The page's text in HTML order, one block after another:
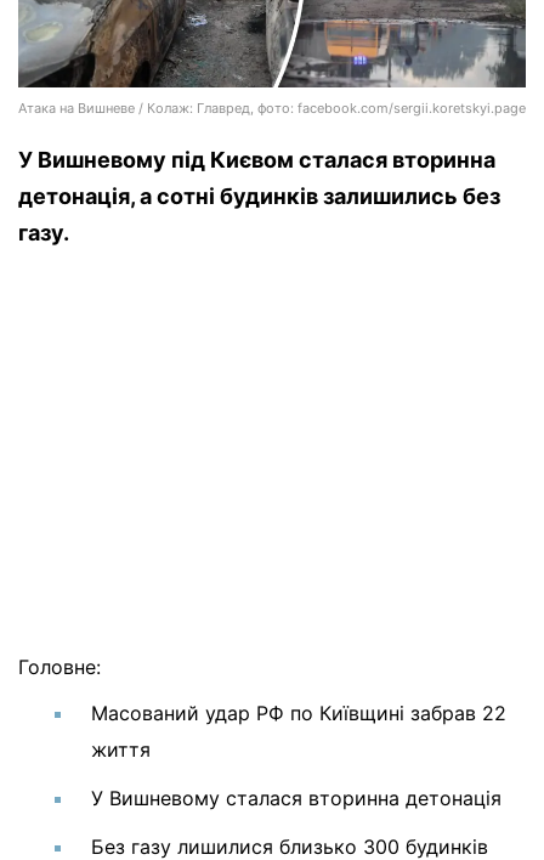
Атака на Вишневе / Колаж: Главред, фото: facebook.com/sergii.koretskyi.page
У Вишневому під Києвом сталася вторинна
детонація, а сотні будинків залишились без
газу.
Головне:
Масований удар РФ по Київщині забрав 22
життя
У Вишневому сталася вторинна детонація
Без газу лишилися близько 300 будинків